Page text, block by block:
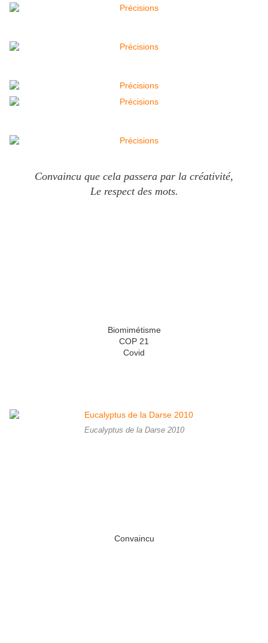
Convaincu que cela passera par la créativité,
Le respect des mots.
Biomimétisme
COP 21
Covid
Eucalyptus de la Darse 2010
Convaincu